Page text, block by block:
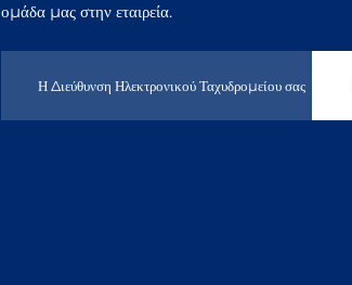
ομάδα μας στην εταιρεία.